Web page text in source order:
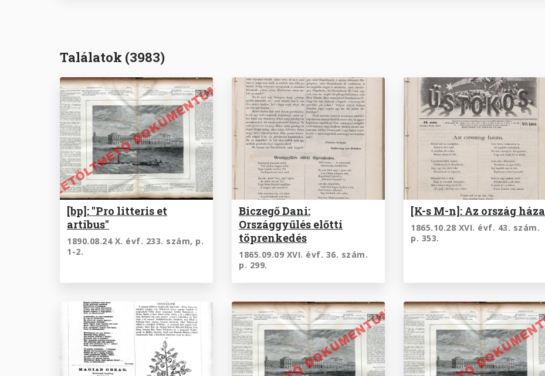
Találatok (3983)
[bp]: "Pro litteris et
artibus"
1890.08.24 X. évf. 233. szám, p.
1-2.
Biczegő Dani:
Országgyűlés előtti
töprenkedés
1865.09.09 XVI. évf. 36. szám.
p. 299.
[K-s M-n]: Az ország háza
1865.10.28 XVI. évf. 43. szám.
p. 353.